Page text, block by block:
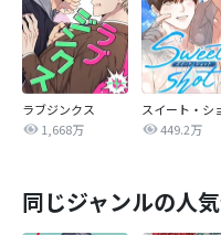
ラブジンクス
1,668万
449.2万
同じジャンルの人